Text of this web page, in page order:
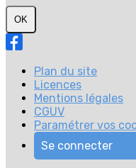
OK
Plan du site
Licences
Mentions légales
CGUV
Paramétrer vos
Se connecter